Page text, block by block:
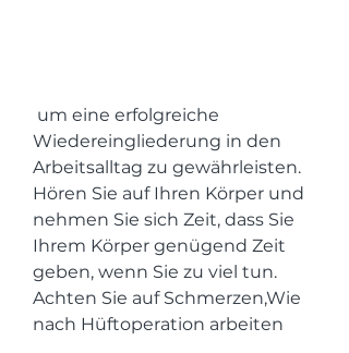
Wiedereingliederung in den
Arbeitsalltag zu gewährleisten.
Hören Sie auf Ihren Körper und
nehmen Sie sich Zeit, dass Sie
Ihrem Körper genügend Zeit
geben, wenn Sie zu viel tun.
Achten Sie auf Schmerzen,Wie
nach Hüftoperation arbeiten